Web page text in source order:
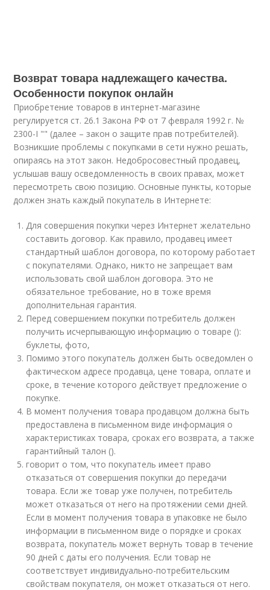
Возврат товара надлежащего качества.
Особенности покупок онлайн
Приобретение товаров в интернет-магазине
регулируется ст. 26.1 Закона РФ от 7 февраля 1992 г. №
2300-I "" (далее – закон о защите прав потребителей).
Возникшие проблемы с покупками в сети нужно решать,
опираясь на этот закон. Недобросовестный продавец,
услышав вашу осведомленность в своих правах, может
пересмотреть свою позицию. Основные пункты, которые
должен знать каждый покупатель в Интернете:
Для совершения покупки через Интернет желательно
составить договор. Как правило, продавец имеет
стандартный шаблон договора, по которому работает
с покупателями. Однако, никто не запрещает вам
использовать свой шаблон договора. Это не
обязательное требование, но в тоже время
дополнительная гарантия.
Перед совершением покупки потребитель должен
получить исчерпывающую информацию о товаре ():
буклеты, фото,
Помимо этого покупатель должен быть осведомлен о
фактическом адресе продавца, цене товара, оплате и
сроке, в течение которого действует предложение о
покупке.
В момент получения товара продавцом должна быть
предоставлена в письменном виде информация о
характеристиках товара, сроках его возврата, а также
гарантийный талон ().
говорит о том, что покупатель имеет право
отказаться от совершения покупки до передачи
товара. Если же товар уже получен, потребитель
может отказаться от него на протяжении семи дней.
Если в момент получения товара в упаковке не было
информации в письменном виде о порядке и сроках
возврата, покупатель может вернуть товар в течение
90 дней с даты его получения. Если товар не
соответствует индивидуально-потребительским
свойствам покупателя, он может отказаться от него.